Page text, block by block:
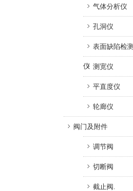
气体分析仪
孔洞仪
表面缺陷检测
仪 测宽仪
平直度仪
轮廊仪
阀门及附件
调节阀
切断阀
截止阀.